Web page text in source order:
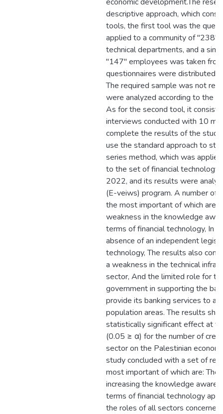
descriptive approach, which
tools, the first tool was the
applied to a community of "238"
technical departments, and a
"147" employees was taken
questionnaires were distributed
The required sample was not
were analyzed according to the
As for the second tool, it
interviews conducted with 10
complete the results of the
use the standard approach to
series method, which was
to the set of financial
2022, and its results were
(E-veiws) program. A number of
the most important of which are:
weakness in the knowledge
terms of financial technology, In
absence of an independent
technology, The results also
a weakness in the technical
sector, And the limited role for
government in supporting the
provide its banking services to
population areas. The results
statistically significant effect at
(0.05 ≥ α) for the number of
sector on the Palestinian
study concluded with a set of
most important of which are: The
increasing the knowledge
terms of financial technology
the roles of all sectors